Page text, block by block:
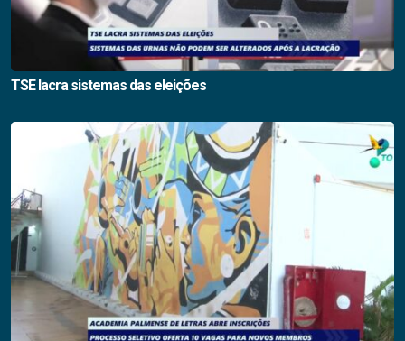
TSE lacra sistemas das eleições